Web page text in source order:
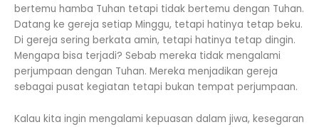
bertemu hamba Tuhan tetapi tidak bertemu dengan Tuhan.
Datang ke gereja setiap Minggu, tetapi hatinya tetap beku.
Di gereja sering berkata amin, tetapi hatinya tetap dingin.
Mengapa bisa terjadi? Sebab mereka tidak mengalami
perjumpaan dengan Tuhan. Mereka menjadikan gereja
sebagai pusat kegiatan tetapi bukan tempat perjumpaan.
Kalau kita ingin mengalami kepuasan dalam jiwa, kesegaran